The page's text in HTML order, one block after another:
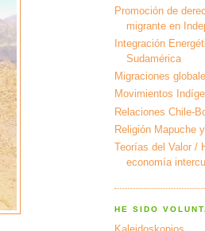
Promoción de
migrante en
Integración
Sudamérica
Migraciones
Movimientos
Relaciones Chile-
Religión Mapuche
Teorías del Valor /
economía
HE SIDO